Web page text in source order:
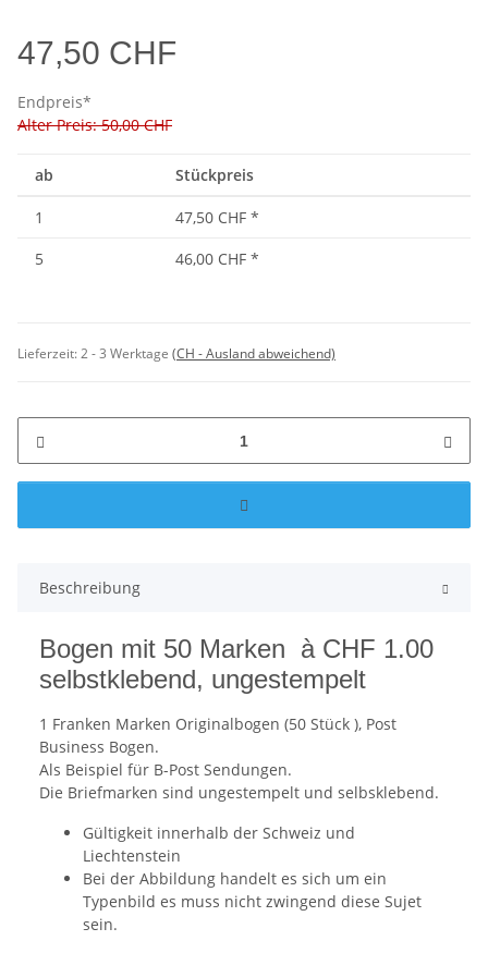
47,50 CHF
Endpreis*
Alter Preis: 50,00 CHF
ab Stückpreis
1 47,50 CHF *
5
46,00 CHF *
Lieferzeit:2 - 3 Werktage (CH - Ausland abweichend)
Beschreibung
Bogen mit 50 Marken à CHF 1.00
selbstklebend, ungestempelt
1 Franken Marken Originalbogen (50 Stück ), Post
Business Bogen.
Als Beispiel für B-Post Sendungen.
Die Briefmarken sind ungestempelt und selbsklebend.
Gültigkeit innerhalb der Schweiz und
Liechtenstein
Bei der Abbildung handelt es sich um ein
Typenbild es muss nicht zwingend diese Sujet
sein.